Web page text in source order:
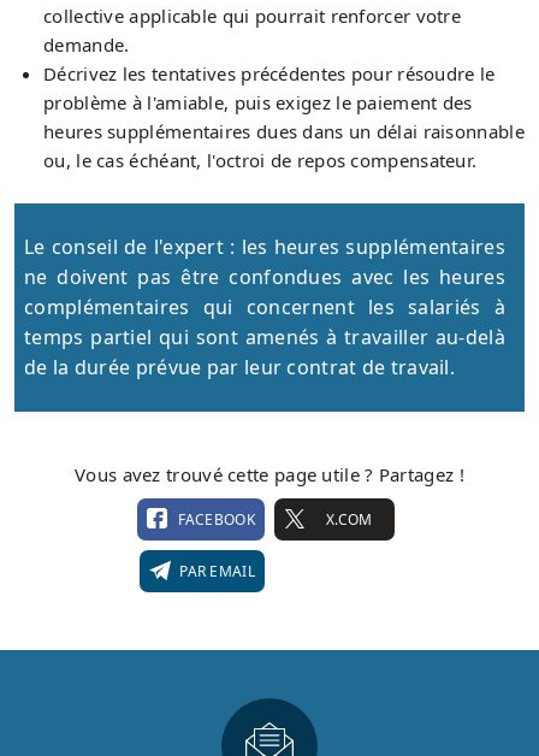
collective applicable qui pourrait renforcer votre
demande.
Décrivez les tentatives précédentes pour résoudre le
problème à l'amiable, puis exigez le paiement des
heures supplémentaires dues dans un délai raisonnable
ou, le cas échéant, l'octroi de repos compensateur.
Le conseil de l'expert : les heures supplémentaires
ne doivent pas être confondues avec les heures
complémentaires qui concernent les salariés à
temps partiel qui sont amenés à travailler au-delà
de la durée prévue par leur contrat de travail.
Vous avez trouvé cette page utile ? Partagez !
FACEBOOK X.COM
PAR EMAIL